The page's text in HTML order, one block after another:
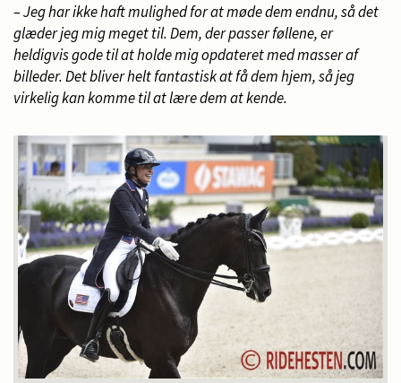
– Jeg har ikke haft mulighed for at møde dem endnu, så det
glæder jeg mig meget til. Dem, der passer føllene, er
heldigvis gode til at holde mig opdateret med masser af
billeder. Det bliver helt fantastisk at få dem hjem, så jeg
virkelig kan komme til at lære dem at kende.